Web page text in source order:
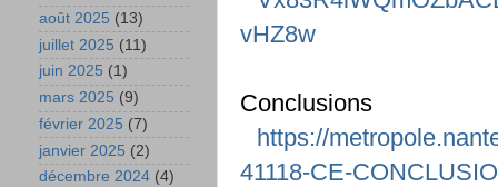
vHZ8w
Conclusions
https://
41118-CE-
août 2025 (13)
juillet 2025 (11)
juin 2025 (1)
mars 2025 (9)
février 2025 (7)
janvier 2025 (2)
décembre 2024 (4)